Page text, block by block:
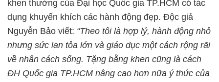
khen thưởng của Đại học Quốc gia TP.HCM có tác
dụng khuyến khích các hành động đẹp. Độc giả
Nguyễn Bảo viết: “Theo tôi là hợp lý, hành động nhỏ
nhưng sức lan tỏa lớn và giáo dục một cách rộng rãi
về nhân cách sống. Tặng bằng khen cũng là cách
ĐH Quốc gia TP.HCM nâng cao hơn nữa ý thức của